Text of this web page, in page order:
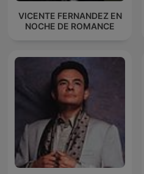
VICENTE FERNANDEZ EN
NOCHE DE ROMANCE